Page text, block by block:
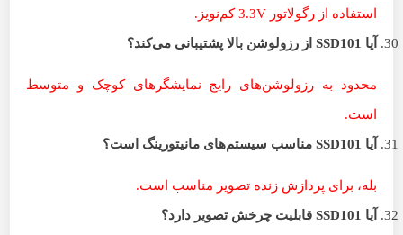
استفاده از رگولاتور 3.3V کم‌نویز.
آیا از رزولوشن بالا پشتیبانی می‌کند؟
محدود به رزولوشن‌های رایج نمایشگرهای کوچک و متوسط
است.
آیا مناسب سیستم‌های مانیتورینگ است؟
بله، برای پردازش زنده تصویر مناسب است.
آیا قابلیت چرخش تصویر دارد؟